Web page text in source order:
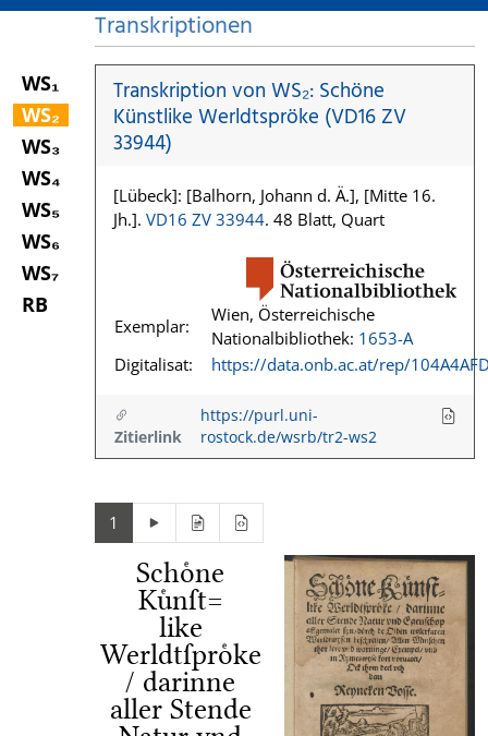
WS₁
WS₂
WS₃
WS₄
WS₅
WS₆
WS₇
RB
Transkriptionen
Transkription von WS₂: Schöne
Künstlike Werldtspröke (VD16 ZV
33944)
[Lübeck]: [Balhorn, Johann d. Ä.], [Mitte 16.
Jh.]. VD16 ZV 33944. 48 Blatt, Quart
Exemplar:
Wien, Österreichische
Nationalbibliothek: 1653-A
Digitalisat:
https://data.onb.ac.at/rep/
Zitierlink
https://purl.uni-
rostock.de/wsrb/tr2-ws2
1
Schoͤne
Kuͤnſt=
like
Werldtſproͤke
/ darinne
aller Stende